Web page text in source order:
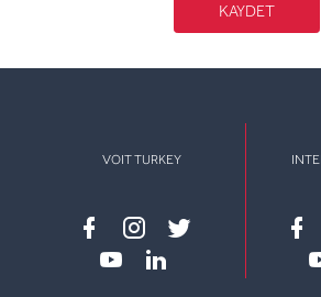
KAYDET
VOIT TURKEY
Facebook
instagram
twitter